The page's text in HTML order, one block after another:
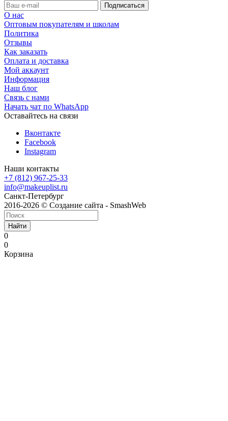
О нас
Оптовым покупателям и школам
Политика
Отзывы
Как заказать
Оплата и доставка
Мой аккаунт
Информация
Наш блог
Связь с нами
Начать чат по WhatsApp
Оставайтесь на связи
Вконтакте
Facebook
Instagram
Наши контакты
+7 (812) 967-25-33
info@makeuplist.ru
Санкт-Петербург
2016-2026 © Создание сайта - SmashWeb
Найти
0
0
Корзина